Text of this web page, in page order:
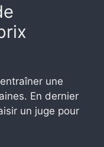
une
En dernier
un juge pour